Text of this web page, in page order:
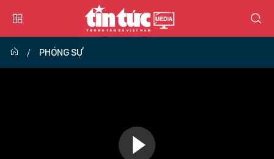
PHÓNG SỰ